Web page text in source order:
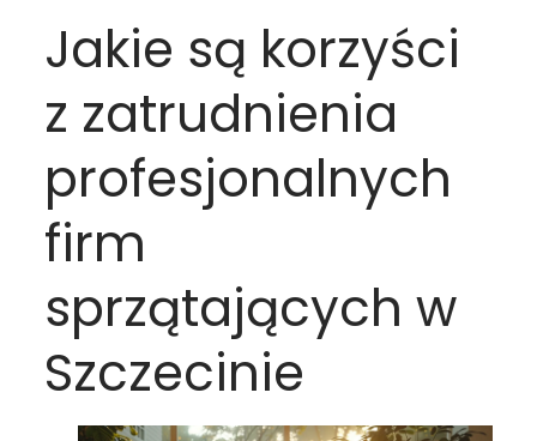
Jakie są korzyści
z zatrudnienia
profesjonalnych
firm
sprzątających w
Szczecinie